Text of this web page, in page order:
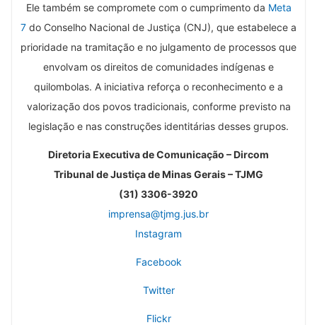
Ele também se compromete com o cumprimento da Meta
7 do Conselho Nacional de Justiça (CNJ), que estabelece a
prioridade na tramitação e no julgamento de processos que
envolvam os direitos de comunidades indígenas e
quilombolas. A iniciativa reforça o reconhecimento e a
valorização dos povos tradicionais, conforme previsto na
legislação e nas construções identitárias desses grupos.
Diretoria Executiva de Comunicação – Dircom
Tribunal de Justiça de Minas Gerais – TJMG
(31) 3306-3920
imprensa@tjmg.jus.br
Instagram
Facebook
Twitter
Flickr